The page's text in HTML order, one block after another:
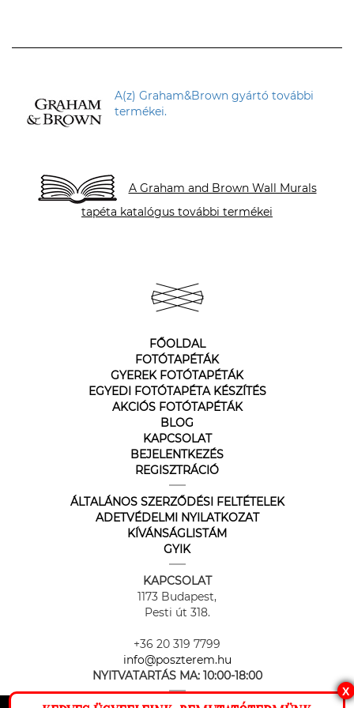
A(z) Graham&Brown gyártó további
termékei.
A Graham and Brown Wall Murals
tapéta katalógus további termékei
FŐOLDAL
FOTÓTAPÉTÁK
GYEREK FOTÓTAPÉTÁK
EGYEDI FOTÓTAPÉTA KÉSZÍTÉS
AKCIÓS FOTÓTAPÉTÁK
BLOG
KAPCSOLAT
BEJELENTKEZÉS
REGISZTRÁCIÓ
ÁLTALÁNOS SZERZŐDÉSI FELTÉTELEK
ADETVÉDELMI NYILATKOZAT
KÍVÁNSÁGLISTÁM
GYIK
KAPCSOLAT
1173 Budapest,
Pesti út 318.
+36 20 319 7799
info@poszterem.hu
NYITVATARTÁS MA: 10:00-18:00
X